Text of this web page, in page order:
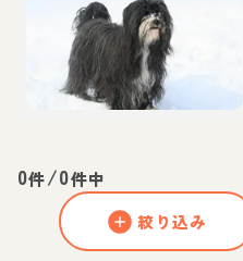
0件/0件中
絞り込み